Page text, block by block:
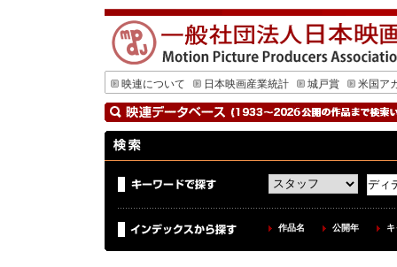
映連について 日本映画産業統計 城戸賞 米国ア
作品名 公開年